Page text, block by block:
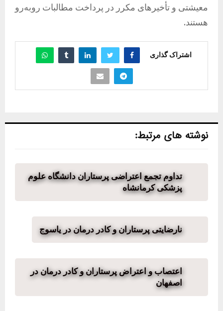
معیشتی و تأخیرهای مکرر در پرداخت مطالبات روبه‌رو
هستند.
اشتراک گذاری
نوشته های مرتبط:
تداوم تجمع اعتراضی پرستاران دانشگاه علوم
پزشکی کرمانشاه
نارضایتی پرستاران و کادر درمان در یاسوج
اعتصاب و اعتراض پرستاران و کادر درمان در
اصفهان